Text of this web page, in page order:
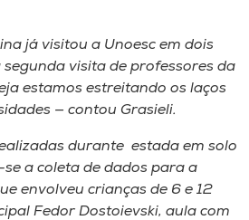
já visitou a Unoesc em dois
segunda visita de professores da
estamos estreitando os laços
— contou Grasieli.
durante estada em solo
a coleta de dados para a
envolveu crianças de 6 e 12
Fedor Dostoievski, aula com